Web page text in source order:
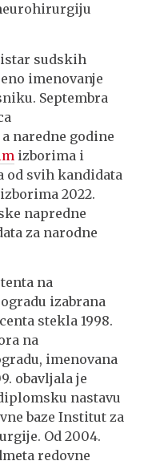
sudskih
imenovanje
Septembra
naredne godine
izborima i
od svih kandidata
2022.
napredne
za narodne
na
izabrana
stekla 1998.
na
imenovana
obavljala je
nastavu
baze Institut za
Od 2004.
redovne